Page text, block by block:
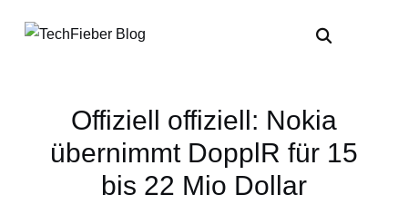
Offiziell offiziell: Nokia
übernimmt DopplR für 15
bis 22 Mio Dollar